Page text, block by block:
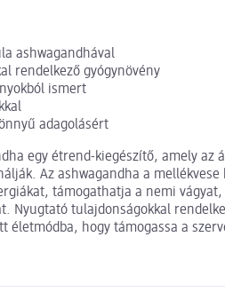
ashwagandhával
rendelkező gyógynövény
ismert
adagolásért
egy étrend-kiegészítő, amely
Az ashwagandha a
támogathatja a nemi
Nyugtató tulajdonságokkal
életmódba, hogy támogassa a